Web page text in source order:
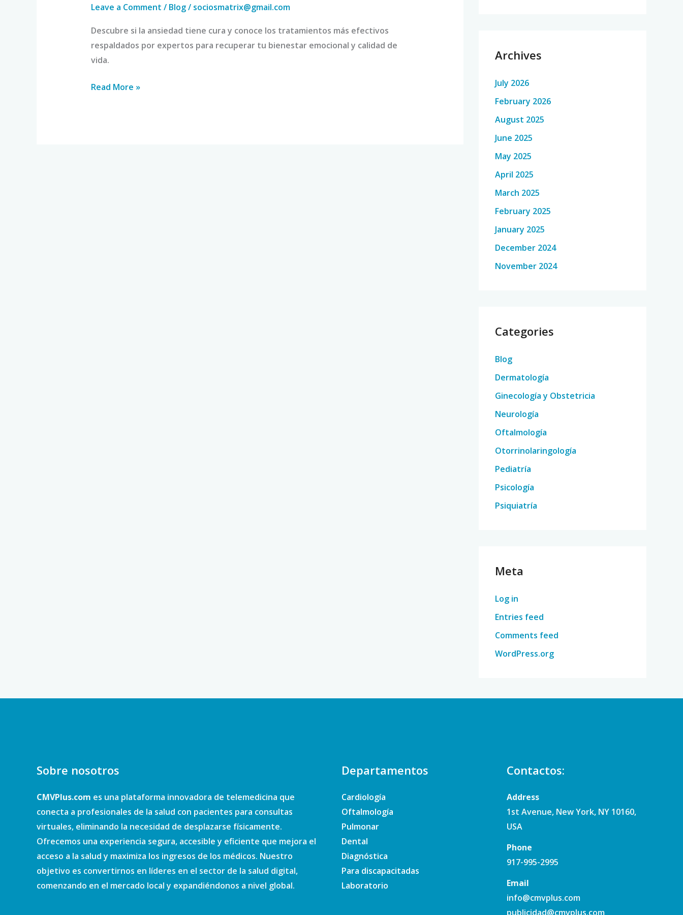
Leave a Comment / Blog/ sociosmatrix@gmail.com
Descubre si la ansiedad tiene cura y conoce los tratamientos más efectivos
respaldados por expertos para recuperar tu bienestar emocional y calidad de
vida.
Read More »
Archives
July 2026
February 2026
August 2025
June 2025
May 2025
April 2025
March 2025
February 2025
January 2025
December 2024
November 2024
Categories
Blog
Dermatología
Ginecología y Obstetricia
Neurología
Oftalmología
Otorrinolaringología
Pediatría
Psicología
Psiquiatría
Meta
Log in
Entries feed
Comments feed
WordPress.org
Sobre nosotros
CMVPlus.com es una plataforma innovadora de telemedicina que
conecta a profesionales de la salud con pacientes para consultas
virtuales, eliminando la necesidad de desplazarse físicamente.
Ofrecemos una experiencia segura, accesible y eficiente que mejora el
acceso a la salud y maximiza los ingresos de los médicos. Nuestro
objetivo es convertirnos en líderes en el sector de la salud digital,
comenzando en el mercado local y expandiéndonos a nivel global.
Departamentos
Cardiología
Oftalmología
Pulmonar
Dental
Diagnóstica
Para discapacitadas
Laboratorio
Contactos:
Address
1st Avenue, New York, NY 10160,
USA
Phone
917-995-2995
Email
info@cmvplus.com
publicidad@cmvplus.com